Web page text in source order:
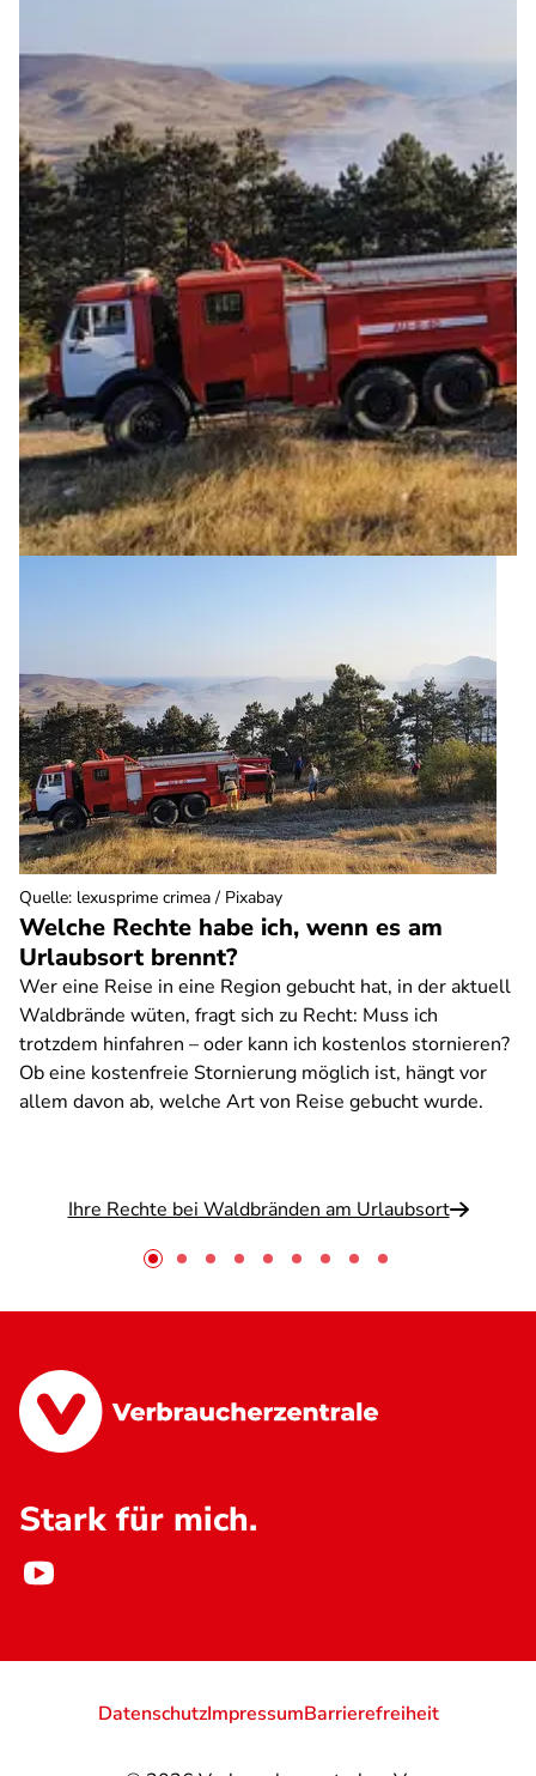
Welche Rechte habe ich, wenn es am
Urlaubsort brennt?
Wer eine Reise in eine Region gebucht hat, in der aktuell
Waldbrände wüten, fragt sich zu Recht: Muss ich
trotzdem hinfahren – oder kann ich kostenlos stornieren?
Ob eine kostenfreie Stornierung möglich ist, hängt vor
allem davon ab, welche Art von Reise gebucht wurde.
Ihre Rechte bei Waldbränden am Urlaubsort
Quelle: lexusprime crimea / Pixabay
Stark für mich.
DatenschutzImpressumBarrierefreiheit